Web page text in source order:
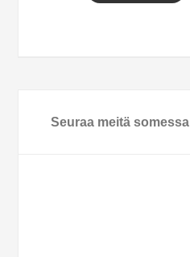
Seuraa meitä somessa